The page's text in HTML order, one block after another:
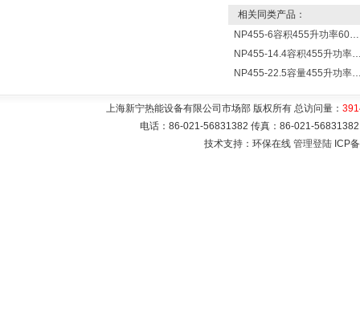
相关同类产品：
NP455-6容积455升功率6000瓦新宁电热水器 热水锅炉
NP455-14.4容积455升功率14400瓦蓄
NP455-22.5容量455升功率22500瓦储
上海新宁热能设备有限公司市场部 版权所有 总访问量：
电话：86-021-56831382 传真：86-021-
技术支持：环保在线 管理登陆 ICP